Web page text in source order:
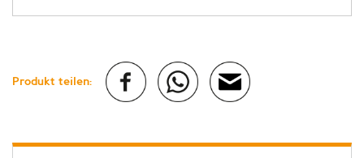
Produkt teilen: